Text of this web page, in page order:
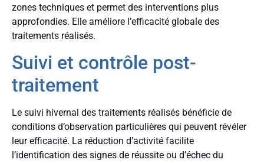
zones techniques et permet des interventions plus
approfondies. Elle améliore l’efficacité globale des
traitements réalisés.
Suivi et contrôle post-
traitement
Le suivi hivernal des traitements réalisés bénéficie de
conditions d’observation particulières qui peuvent révéler
leur efficacité. La réduction d’activité facilite
l’identification des signes de réussite ou d’échec du